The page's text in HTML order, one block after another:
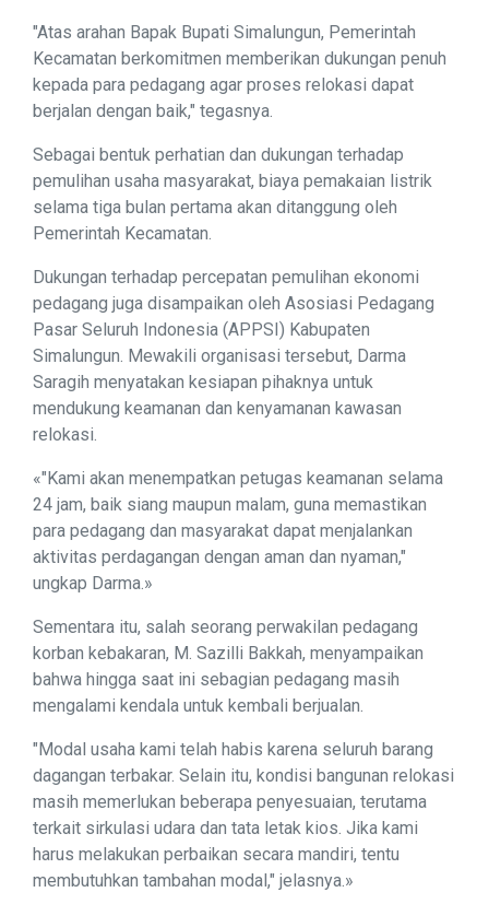
"Atas arahan Bapak Bupati Simalungun, Pemerintah
Kecamatan berkomitmen memberikan dukungan penuh
kepada para pedagang agar proses relokasi dapat
berjalan dengan baik," tegasnya.
Sebagai bentuk perhatian dan dukungan terhadap
pemulihan usaha masyarakat, biaya pemakaian listrik
selama tiga bulan pertama akan ditanggung oleh
Pemerintah Kecamatan.
Dukungan terhadap percepatan pemulihan ekonomi
pedagang juga disampaikan oleh Asosiasi Pedagang
Pasar Seluruh Indonesia (APPSI) Kabupaten
Simalungun. Mewakili organisasi tersebut, Darma
Saragih menyatakan kesiapan pihaknya untuk
mendukung keamanan dan kenyamanan kawasan
relokasi.
«"Kami akan menempatkan petugas keamanan selama
24 jam, baik siang maupun malam, guna memastikan
para pedagang dan masyarakat dapat menjalankan
aktivitas perdagangan dengan aman dan nyaman,"
ungkap Darma.»
Sementara itu, salah seorang perwakilan pedagang
korban kebakaran, M. Sazilli Bakkah, menyampaikan
bahwa hingga saat ini sebagian pedagang masih
mengalami kendala untuk kembali berjualan.
"Modal usaha kami telah habis karena seluruh barang
dagangan terbakar. Selain itu, kondisi bangunan relokasi
masih memerlukan beberapa penyesuaian, terutama
terkait sirkulasi udara dan tata letak kios. Jika kami
harus melakukan perbaikan secara mandiri, tentu
membutuhkan tambahan modal," jelasnya.»